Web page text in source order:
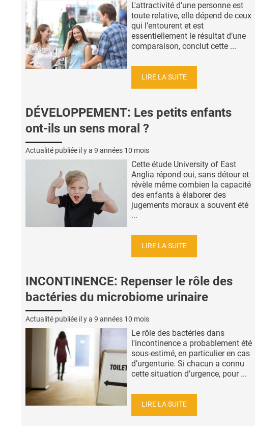
L'attractivité d’une personne est
toute relative, elle dépend de ceux
qui l’entourent et est
essentiellement le résultat d’une
comparaison, conclut cette ...
LIRE LA SUITE
DÉVELOPPEMENT: Les petits enfants
ont-ils un sens moral ?
Actualité publiée il y a 9 années 10 mois
Cette étude University of East
Anglia répond oui, sans détour et
révèle même combien la capacité
des enfants à élaborer des
jugements moraux a souvent été
...
LIRE LA SUITE
INCONTINENCE: Repenser le rôle des
bactéries du microbiome urinaire
Actualité publiée il y a 9 années 10 mois
Le rôle des bactéries dans
l'incontinence a probablement été
sous-estimé, en particulier en cas
d’urgenturie. Si chacun a connu
cette situation d’urgence, pour ...
LIRE LA SUITE